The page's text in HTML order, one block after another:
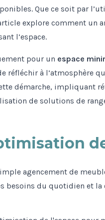
Que ce soit par
explore comment un
l’espace.
pour un espace
réfléchir à l’atmosphère
démarche, impliquant
de solutions de
agencement de
besoins du quotidien et